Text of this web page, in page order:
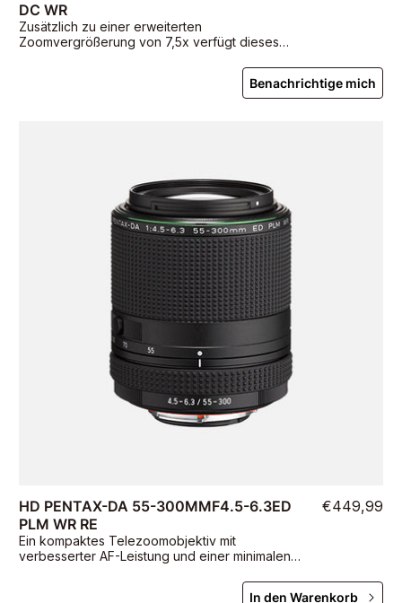
DC WR
Zusätzlich zu einer erweiterten
Zoomvergrößerung von 7,5x verfügt dieses
Konstruktion und einen internen Objektivmotor
für einen reibungslosen Autofokus-Betrieb.Benachrichtige mich
HD PENTAX-DA 55-300MMF4.5-6.3ED
PLM WR RE
Ein kompaktes Telezoomobjektiv mit
verbesserter AF-Leistung und einer minimalen
€449,99
In den Warenkorb